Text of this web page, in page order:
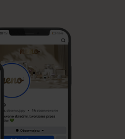
że każda mama
produkty, które
że codzienne […]